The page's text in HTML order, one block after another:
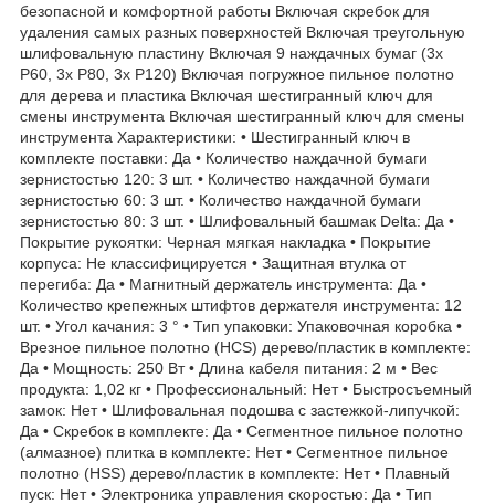
безопасной и комфортной работы Включая скребок для
удаления самых разных поверхностей Включая треугольную
шлифовальную пластину Включая 9 наждачных бумаг (3x
P60, 3x P80, 3x P120) Включая погружное пильное полотно
для дерева и пластика Включая шестигранный ключ для
смены инструмента Включая шестигранный ключ для смены
инструмента Характеристики: • Шестигранный ключ в
комплекте поставки: Да • Количество наждачной бумаги
зернистостью 120: 3 шт. • Количество наждачной бумаги
зернистостью 60: 3 шт. • Количество наждачной бумаги
зернистостью 80: 3 шт. • Шлифовальный башмак Delta: Да •
Покрытие рукоятки: Черная мягкая накладка • Покрытие
корпуса: Не классифицируется • Защитная втулка от
перегиба: Да • Магнитный держатель инструмента: Да •
Количество крепежных штифтов держателя инструмента: 12
шт. • Угол качания: 3 ° • Тип упаковки: Упаковочная коробка •
Врезное пильное полотно (HCS) дерево/пластик в комплекте:
Да • Мощность: 250 Вт • Длина кабеля питания: 2 м • Вес
продукта: 1,02 кг • Профессиональный: Нет • Быстросъемный
замок: Нет • Шлифовальная подошва с застежкой-липучкой:
Да • Скребок в комплекте: Да • Сегментное пильное полотно
(алмазное) плитка в комплекте: Нет • Сегментное пильное
полотно (HSS) дерево/пластик в комплекте: Нет • Плавный
пуск: Нет • Электроника управления скоростью: Да • Тип